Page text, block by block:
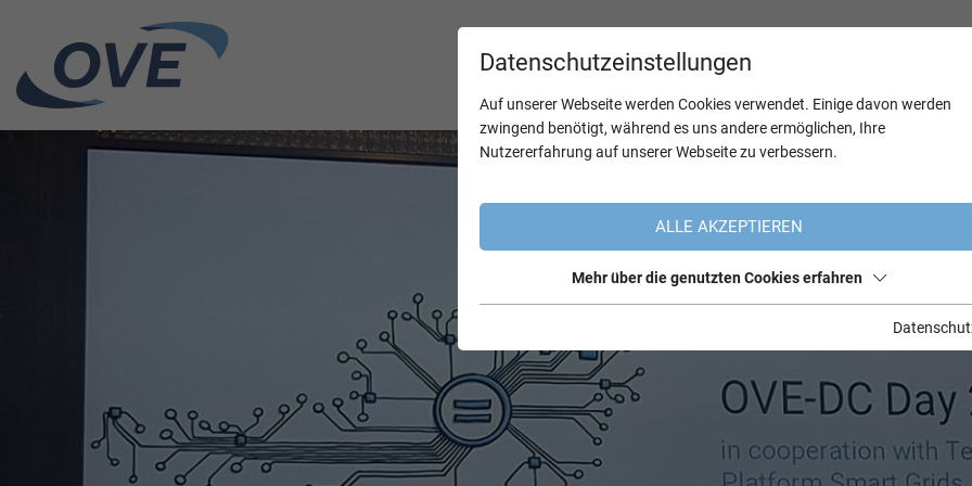
Datenschutzeinstellungen
Auf unserer Webseite werden Cookies verwendet. Einige davon werden
zwingend benötigt, während es uns andere ermöglichen, Ihre
Nutzererfahrung auf unserer Webseite zu verbessern.
ALLE AKZEPTIEREN
Mehr über die genutzten Cookies erfahren